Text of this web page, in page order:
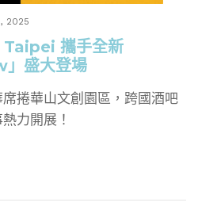
2025
攜手全新
盛大登場
捲華山文創園區，跨國酒吧
力開展！